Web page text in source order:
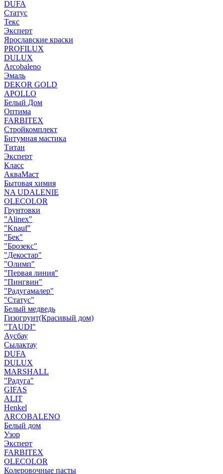
DUFA
Статус
Текс
Эксперт
Ярославские краски
PROFILUX
DULUX
Arcobaleno
Эмаль
DEKOR GOLD
APOLLO
Белый Дом
Оптима
FARBITEX
Стройкомплект
Битумная мастика
Титан
Эксперт
Класс
АкваМаст
Бытовая химия
NA UDALENIE
OLECOLOR
Грунтовки
"Alinex"
"Knauf"
"Бек"
"Брозекс"
"Декостар"
"Олимп"
"Первая линия"
"Пингвин"
"Радугамалер"
"Статус"
Белый медведь
Гизогрунт(Красивый дом)
"TAUDI"
Аусбау
Сылактау
DUFA
DULUX
MARSHALL
"Радуга"
GIFAS
ALIT
Henkel
ARCOBALENO
Белый дом
Узор
Эксперт
FARBITEX
OLECOLOR
Колеровочные пасты